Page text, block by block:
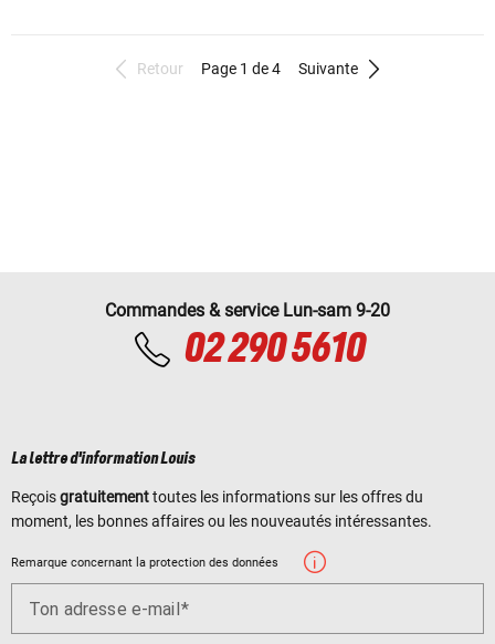
Retour Page 1 de 4 Suivante
Commandes & service Lun-sam 9-20
02 290 5610
La lettre d'information Louis
Reçoisgratuitementtoutes les informations sur les offres du
moment, les bonnes affaires ou les nouveautés intéressantes.
Remarque concernant la protection des données
Ton adresse e-mail